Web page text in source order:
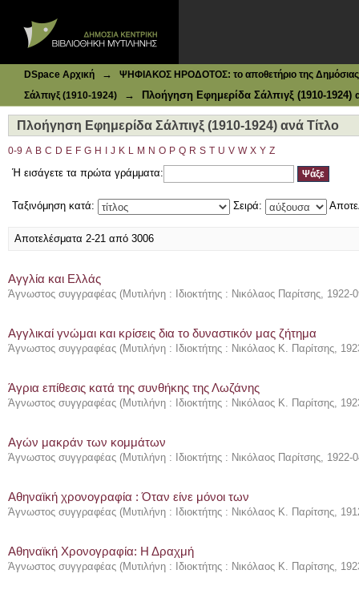
DSpace Αρχική →
ΨΗΦΙΑΚΟΣ ΗΡΟΔΟΤΟΣ: το αποθετήριο της Δημόσιας
Σάλπιγξ (1910-1924)
→ Πλοήγηση Εφημερίδα Σάλπιγξ (1910-1924)
Πλοήγηση Εφημερίδα Σάλπιγξ (1910-1924) ανά Τίτλο
0-9 A B C D E F G H J K L M N O P Q R S T U V W X Y Z
Ή εισάγετε τα πρώτα γράμματα:
Ταξινόμηση κατά: Σειρά:
Αποτελέσματα 2-21 από 3006
Αγγλία και Ελλάς
Άγνωστος συγγραφέας (Μυτιλήνη : Ιδιοκτήτης : Νικόλαος Παρίτσης, 1922-
Αγγλικαί γνώμαι και κρίσεις δια το δυναστικόν μας ζήτημα
Άγνωστος συγγραφέας (Μυτιλήνη : Ιδιοκτήτης : Νικόλαος Κ. Παρίτσης,
Άγρια επίθεσις κατά της συνθήκης της Λωζάνης
Άγνωστος συγγραφέας (Μυτιλήνη : Ιδιοκτήτης : Νικόλαος Κ. Παρίτσης,
Αγών μακράν των κομμάτων
Άγνωστος συγγραφέας (Μυτιλήνη : Ιδιοκτήτης : Νικόλαος Παρίτσης, 1922-
Αθηναϊκή χρονογραφία : Όταν είνε μόνοι των
Άγνωστος συγγραφέας (Μυτιλήνη : Ιδιοκτήτης : Νικόλαος Κ. Παρίτσης,
Αθηναϊκή Χρονογραφία: Η Δραχμή
Άγνωστος συγγραφέας (Μυτιλήνη : Ιδιοκτήτης : Νικόλαος Κ. Παρίτσης,